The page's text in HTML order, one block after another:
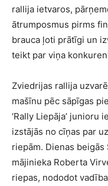
rallija ietvaros,
ātrumposmus pirms
brauca ļoti prātīgi un
teikt par viņa
Zviedrijas rallija
mašīnu pēc sāpīgas
‘Rally Liepāja’ junioru
izstājās no cīņas par
riepām. Dienas
mājinieka Roberta
riepas, nododot